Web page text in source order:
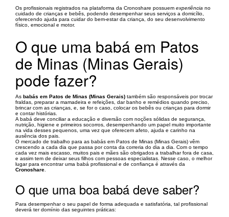
Os profissionais registrados na plataforma da Cronoshare possuem experiência no
cuidado de crianças e bebês, podendo desempenhar seus serviços a domicílio,
oferecendo ajuda para cuidar do bem-estar da criança, do seu desenvolvimento
físico, emocional e motor.
O que uma babá em Patos
de Minas (Minas Gerais)
pode fazer?
As babás em Patos de Minas (Minas Gerais) também são responsáveis por trocar
fraldas, preparar a mamadeira e refeições, dar banho e remédios quando preciso,
brincar com as crianças, e, se for o caso, colocar os bebês ou crianças para dormir
e contar histórias.
A babá deve conciliar a educação e diversão com noções sólidas de segurança,
nutrição, higiene e primeiros socorros, desempenhando um papel muito importante
na vida desses pequenos, uma vez que oferecem afeto, ajuda e carinho na
ausência dos pais.
O mercado de trabalho para as babás em Patos de Minas (Minas Gerais) vêm
crescendo a cada dia que passa por conta da correria do dia a dia. Com o tempo
cada vez mais escasso, muitos pais e mães são obrigados a trabalhar fora de casa,
e assim tem de deixar seus filhos com pessoas especialistas. Nesse caso, o melhor
lugar para encontrar uma babá profissional e de confiança é através da
Cronoshare
O que uma boa babá deve saber?
Para desempenhar o seu papel de forma adequada e satisfatória, tal profissional
deverá ter domínio das seguintes práticas: